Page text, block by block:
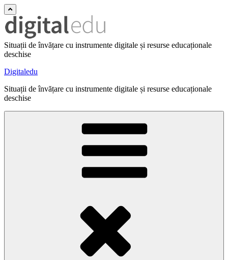
Situații de învățare cu instrumente digitale și resurse educaționale
deschise
Digitaledu
Situații de învățare cu instrumente digitale și resurse educaționale
deschise